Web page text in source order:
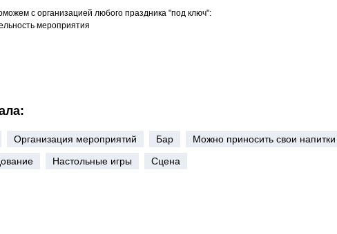
с организацией любого праздника "под ключ":
мероприятия
Организация мероприятий Бар Можно приносить свои напитки
Настольные игры Сцена